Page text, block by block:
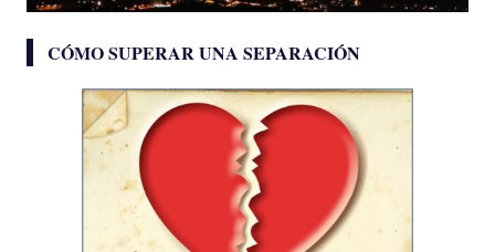
CÓMO SUPERAR UNA SEPARACIÓN